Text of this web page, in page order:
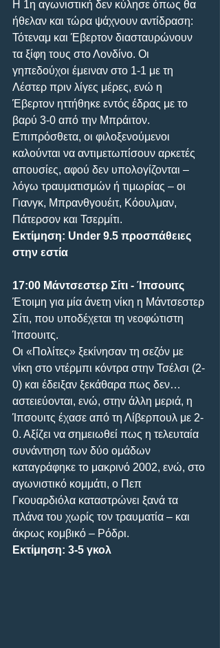
Η 1η αγωνιστική δεν κύλησε όπως θα
ήθελαν και τώρα ψάχνουν αντίδραση:
Τότεναμ και Έβερτον διασταυρώνουν
τα ξίφη τους στο Λονδίνο. Οι
γηπεδούχοι έμειναν στο 1-1 με τη
Λέστερ πριν λίγες μέρες, ενώ η
Έβερτον ηττήθηκε εντός έδρας με το
βαρύ 3-0 από την Μπράιτον.
Επιπρόσθετα, οι φιλοξενούμενοι
καλούνται να αντιμετωπίσουν αρκετές
απουσίες, αφού δεν υπολογίζονται –
λόγω τραυματισμών ή τιμωρίας – οι
Γιανγκ, Μπρανθγουέιτ, Κόουλμαν,
Πάτερσον και Τσερμίτι.
Εκτίμηση: Under 9.5 προσπάθειες
στην εστία
17:00 Μάντσεστερ Σίτι - Ίπσουιτς
Έτοιμη για μία άνετη νίκη η Μάντσεστερ
Σίτι, που υποδέχεται τη νεοφώτιστη
Ίπσουιτς.
Οι «Πολίτες» ξεκίνησαν τη σεζόν με
νίκη στο ντέρμπι κόντρα στην Τσέλσι (2-
0) και έδειξαν ξεκάθαρα πως δεν…
αστειεύονται, ενώ, στην άλλη μεριά, η
Ίπσουιτς έχασε από τη Λίβερπουλ με 2-
0. Αξίζει να σημειωθεί πως η τελευταία
συνάντηση των δύο ομάδων
καταγράφηκε το μακρινό 2002, ενώ, στο
αγωνιστικό κομμάτι, ο Πεπ
Γκουαρδιόλα καταστρώνει ξανά τα
πλάνα του χωρίς τον τραυματία – και
άκρως κομβικό – Ρόδρι.
Εκτίμηση: 3-5 γκολ